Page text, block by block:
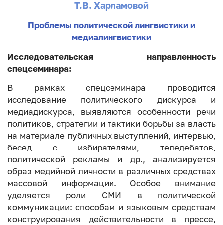
Т.В. Харламовой
Проблемы политической лингвистики и
медиалингвистики
Исследовательская направленность
спецсеминара:
В рамках спецсеминара проводится
исследование политического дискурса и
медиадискурса, выявляются особенности речи
политиков, стратегии и тактики борьбы за власть
на материале публичных выступлений, интервью,
бесед с избирателями, теледебатов,
политической рекламы и др., анализируется
образ медийной личности в различных средствах
массовой информации. Особое внимание
уделяется роли СМИ в политической
коммуникации: способам и языковым средствам
конструирования действительности в прессе,